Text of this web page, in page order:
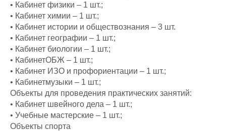
• Кабинет физики – 1 шт.;
• Кабинет химии – 1 шт.;
• Кабинет истории и обществознания – 3 шт.
• Кабинет географии – 1 шт.;
• Кабинет биологии – 1 шт.;
• КабинетОБЖ – 1 шт.;
• Кабинет ИЗО и профориентации – 1 шт.;
• Кабинетмузыки – 1 шт.;
Объекты для проведения практических занятий:
• Кабинет швейного дела – 1 шт.;
• Учебные мастерские – 1 шт.;
Объекты спорта